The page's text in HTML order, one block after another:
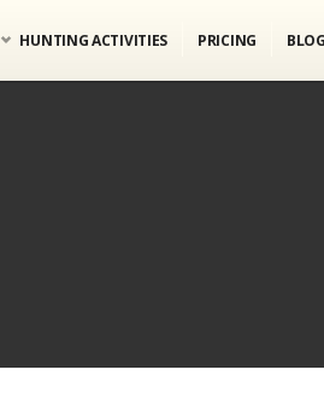
HUNTING ACTIVITIES PRICING BLOG